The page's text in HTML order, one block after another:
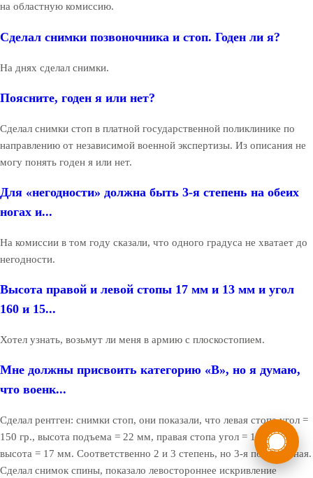
на областную комиссию.
Сделал снимки позвоночника и стоп. Годен ли я?
На днях сделал снимки.
Поясните, годен я или нет?
Сделал снимки стоп в платной государственной поликлинике по
направлению от независимой военной экспертизы. Из описания не
могу понять годен я или нет.
Для «негодности» должна быть 3-я степень на обеих
ногах и...
На комиссии в том году сказали, что одного градуса не хватает до
негодности.
Высота правой и левой стопы 17 мм и 13 мм и угол
160 и 15...
Хотел узнать, возьмут ли меня в армию с плоскостопием.
Мне должны присвоить категорию «В», но я думаю,
что военк...
Сделал рентген: снимки стоп, они показали, что левая стопа угол =
150 гр., высота подъема = 22 мм, правая стопа угол = 156 гр.,
высота = 17 мм. Соответственно 2 и 3 степень, но 3-я пограничная.
Сделал снимок спины, показало левостороннее искривление
Мы в России
Бесплатная
8 (800) 775-35-89